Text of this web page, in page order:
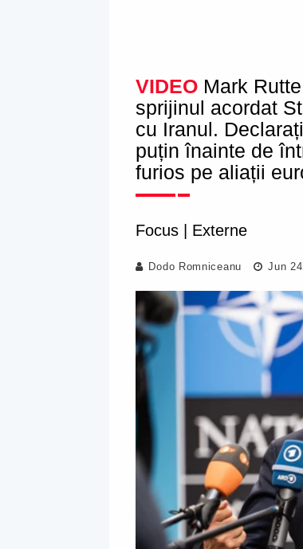
VIDEO Mark
sprijinul acordat
cu Iranul.
puțin înainte de
furios pe aliații
Focus Externe
Dodo Romniceanu Jun